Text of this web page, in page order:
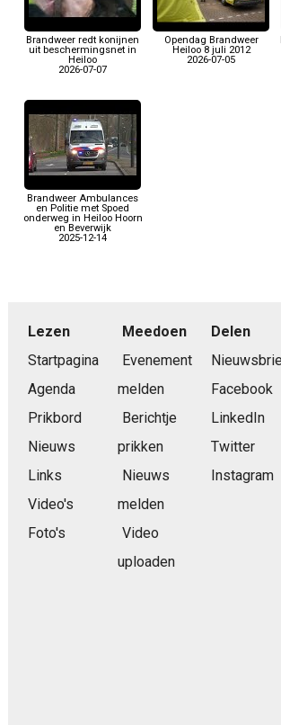
Brandweer redt konijnen
uit beschermingsnet in
Heiloo
2026-07-07
Opendag Brandweer
Heiloo 8 juli 2012
2026-07-05
Brandweer Ambulances
en Politie met Spoed
onderweg in Heiloo Hoorn
en Beverwijk
2025-12-14
Lezen
Startpagina
Agenda
Prikbord
Nieuws
Links
Video's
Foto's
Meedoen
Evenement
melden
Berichtje
prikken
Nieuws
melden
Video
uploaden
Delen
Facebook
LinkedIn
Twitter
Instagram